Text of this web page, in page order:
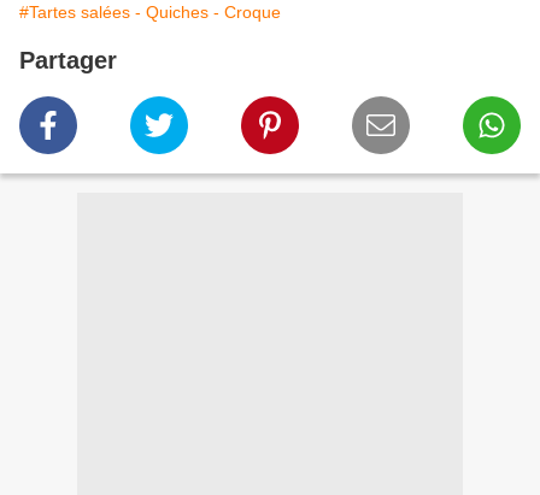
#Tartes salées - Quiches - Croque
Partager